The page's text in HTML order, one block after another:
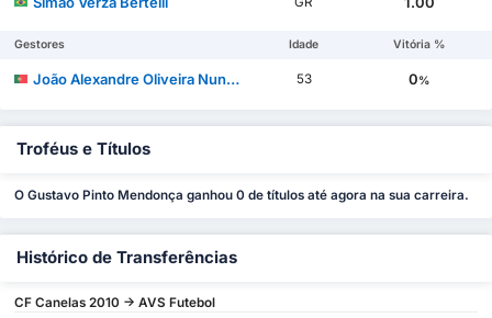
Gestores Idade Vitória %
João Alexandre Oliveira Nunes Henriques 53 0%
Troféus e Títulos
O Gustavo Pinto Mendonça ganhou 0 de títulos até agora na sua carreira.
Histórico de Transferências
CF Canelas 2010 -> AVS Futebol